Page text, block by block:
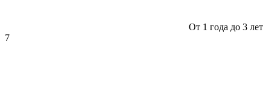
От 1 года до 3 лет
7